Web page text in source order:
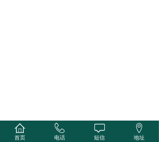
首页 电话 短信 地址